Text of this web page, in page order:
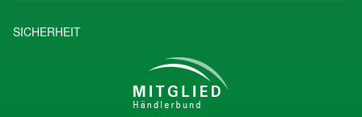
SICHERHEIT